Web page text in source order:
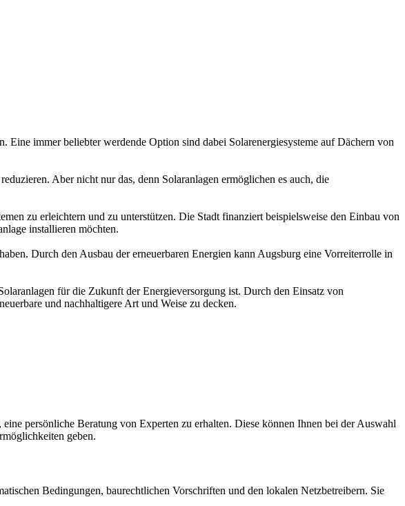
Eine immer beliebter werdende Option sind dabei Solarenergiesysteme auf Dächern von
Aber nicht nur das, denn Solaranlagen ermöglichen es auch, die
zu erleichtern und zu unterstützen. Die Stadt finanziert beispielsweise den Einbau von
installieren möchten.
Durch den Ausbau der erneuerbaren Energien kann Augsburg eine Vorreiterrolle in
für die Zukunft der Energieversorgung ist. Durch den Einsatz von
und nachhaltigere Art und Weise zu decken.
persönliche Beratung von Experten zu erhalten. Diese können Ihnen bei der Auswahl
geben.
Bedingungen, baurechtlichen Vorschriften und den lokalen Netzbetreibern. Sie